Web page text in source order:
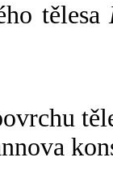
tělesa